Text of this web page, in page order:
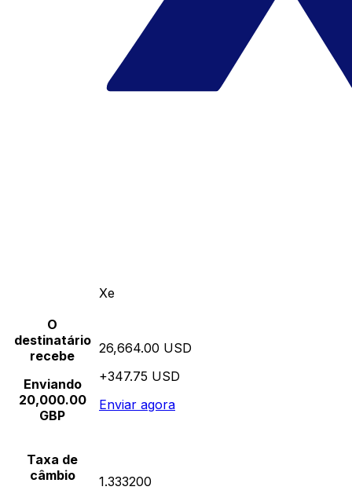
Xe
O
destinatário
recebe
Enviando
20,000.00
GBP
26,664.00 USD
+347.75 USD
Enviar agora
Taxa de
câmbio
1.333200